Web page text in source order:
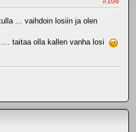
... vaihdoin losiin ja olen
taitaa olla kallen vanha losi